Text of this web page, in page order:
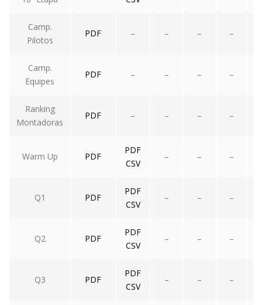
Camp.
Pilotos
PDF – – – –
Camp.
Equipes
PDF – – – –
Ranking
Montadoras
PDF – – – –
Warm Up PDF
PDF
CSV
– – –
Q1 PDF
PDF
CSV
– – –
Q2 PDF
PDF
CSV
– – –
Q3 PDF
PDF
CSV
– – –